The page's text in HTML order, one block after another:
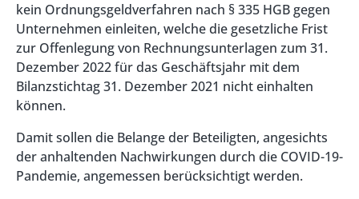
kein Ordnungsgeldverfahren nach § 335 HGB gegen
Unternehmen einleiten, welche die gesetzliche Frist
zur Offenlegung von Rechnungsunterlagen zum 31.
Dezember 2022 für das Geschäftsjahr mit dem
Bilanzstichtag 31. Dezember 2021 nicht einhalten
können.
Damit sollen die Belange der Beteiligten, angesichts
der anhaltenden Nachwirkungen durch die COVID-19-
Pandemie, angemessen berücksichtigt werden.